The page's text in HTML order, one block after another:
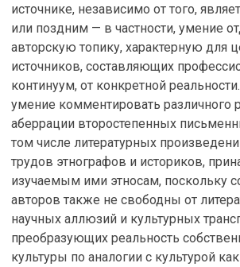
источнике, независимо от того,
или поздним — в частности, умение
авторскую топику, характерную для
источников, составляющих
континуум, от конкретной
умение комментировать различного
аберрации второстепенных
том числе литературных
трудов этнографов и историков,
изучаемым ими этносам, поскольку
авторов также не свободны от
научных аллюзий и культурных
преобразующих реальность
культуры по аналогии с культурой